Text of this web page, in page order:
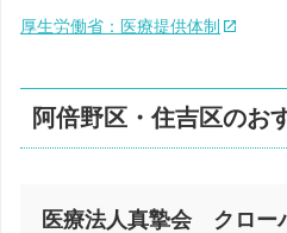
厚生労働省：医療提供体制
阿倍野区・住吉区のお
医療法人真摯会 クロー